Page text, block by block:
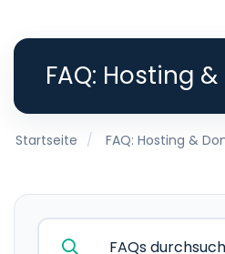
FAQ: Hosting
Startseite FAQ: Hosting &